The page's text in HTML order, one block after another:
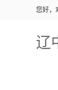
您好，
辽